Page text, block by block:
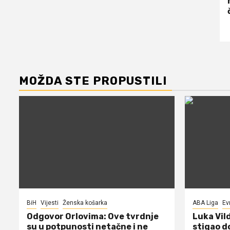
MOŽDA STE PROPUSTILI
BiH Vijesti Ženska košarka
Odgovor Orlovima: ​Ove tvrdnje
su u potpunosti netačne i ne
ABA Liga
Luka
stigao